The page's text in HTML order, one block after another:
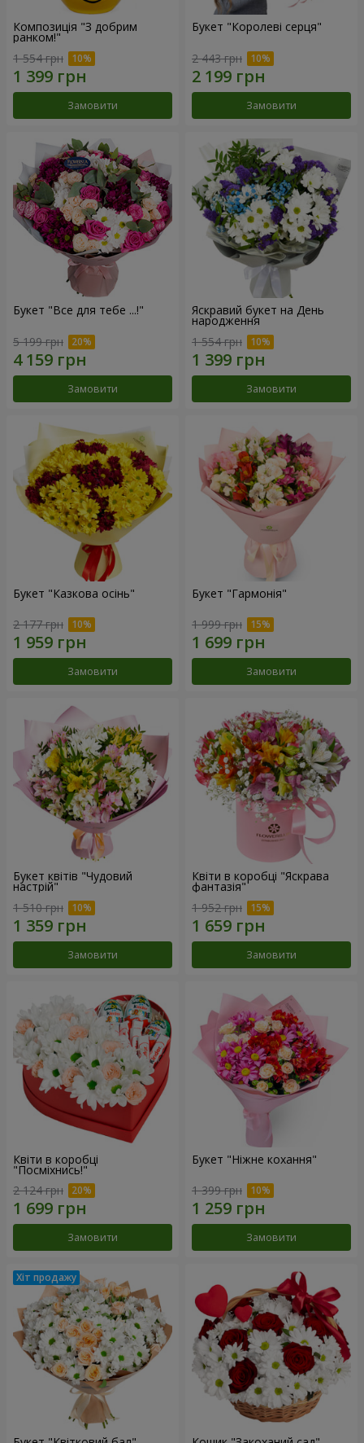
Композиція "З добрим
ранком!"
1 554 грн
Замовити
Букет "Королеві серця"
2 443 грн
Замовити
Букет "Все для тебе ...!"
5 199 грн
Замовити
Яскравий букет на День
народження
1 554 грн
Замовити
Букет "Казкова осінь"
2 177 грн
Замовити
Букет "Гармонія"
1 999 грн
Замовити
Букет квітів "Чудовий
настрій"
1 510 грн
Замовити
Квіти в коробці "Яскрава
фантазія"
1 952 грн
Замовити
Квіти в коробці
"Посміхнись!"
2 124 грн
Замовити
Букет "Ніжне кохання"
1 399 грн
Замовити